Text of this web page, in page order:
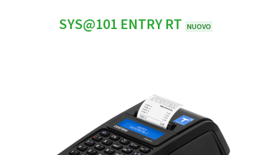
SYS@101 ENTRY RT NUOVO